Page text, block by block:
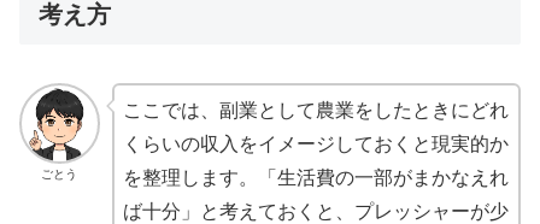
考え方
ごとう
ここでは、副業として農業をしたときにどれ
くらいの収入をイメージしておくと現実的か
を整理します。「生活費の一部がまかなえれ
ば十分」と考えておくと、プレッシャーが少